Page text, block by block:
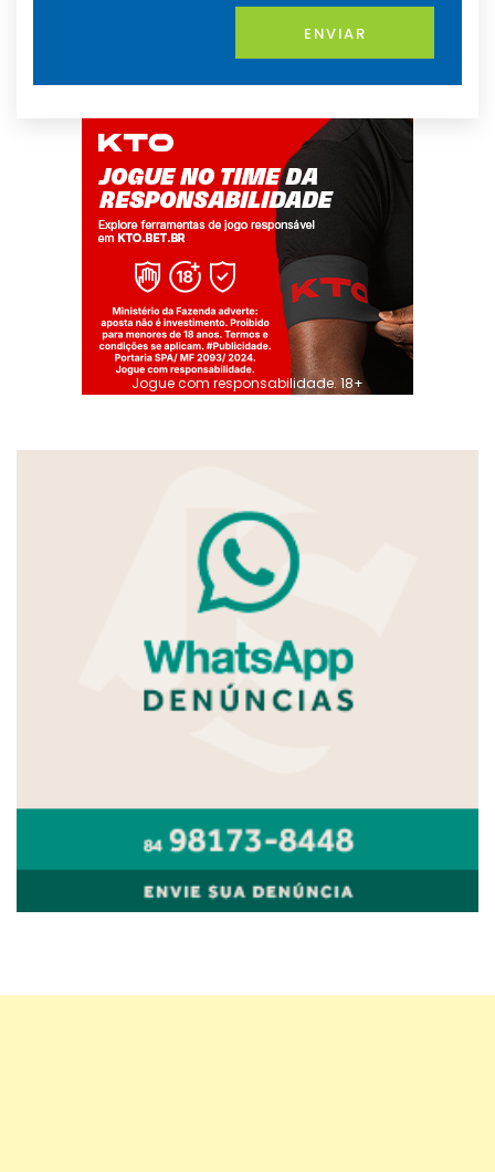
ENVIAR
Jogue com responsabilidade. 18+